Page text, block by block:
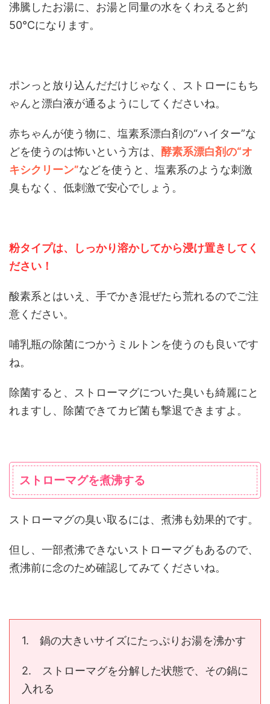
沸騰したお湯に、お湯と同量の水をくわえると約
50℃になります。
ポンっと放り込んだだけじゃなく、ストローにもち
ゃんと漂白液が通るようにしてくださいね。
赤ちゃんが使う物に、塩素系漂白剤の“ハイター”な
どを使うのは怖いという方は、 酵素系漂白剤の“オ
キシクリーン”などを使うと、塩素系のような刺激
臭もなく、低刺激で安心でしょう。
粉タイプは、しっかり溶かしてから浸け置きしてく
ださい！
酸素系とはいえ、手でかき混ぜたら荒れるのでご注
意ください。
哺乳瓶の除菌につかうミルトンを使うのも良いです
ね。
除菌すると、ストローマグについた臭いも綺麗にと
れますし、除菌できてカビ菌も撃退できますよ。
ストローマグを煮沸する
ストローマグの臭い取るには、煮沸も効果的です。
但し、一部煮沸できないストローマグもあるので、
煮沸前に念のため確認してみてくださいね。
1. 鍋の大きいサイズにたっぷりお湯を沸かす
2. ストローマグを分解した状態で、その鍋に
入れる